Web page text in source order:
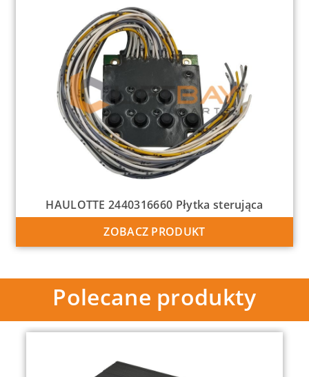
HAULOTTE 2440316660 Płytka sterująca
ZOBACZ PRODUKT
Polecane produkty